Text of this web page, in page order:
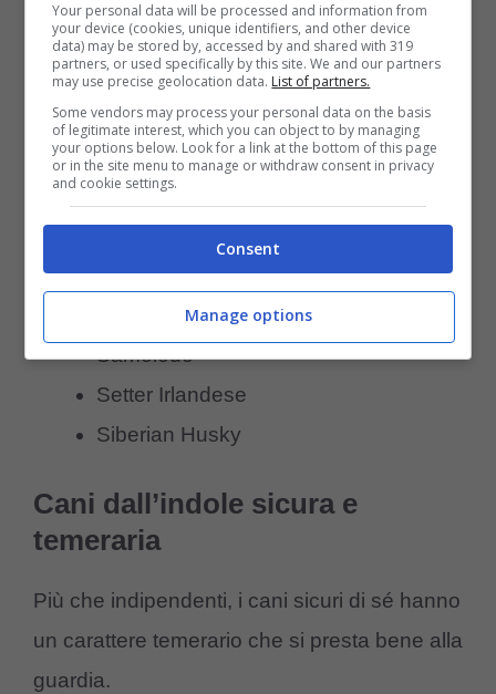
Greyhound
Harrier
Irish Water Spaniel
Levriero Afgano
Norsk Elghund
Pointer Inglese
Samoiedo
Setter Irlandese
Siberian Husky
Cani dall’indole sicura e
temeraria
Più che indipendenti, i cani sicuri di sé hanno
un carattere temerario che si presta bene alla
guardia.
Your personal data will be processed and information from
your device (cookies, unique identifiers, and other device
data) may be stored by, accessed by and shared with 319
partners, or used specifically by this site. We and our partners
may use precise geolocation data. List of partners.
Some vendors may process your personal data on the basis
of legitimate interest, which you can object to by managing
your options below. Look for a link at the bottom of this page
or in the site menu to manage or withdraw consent in privacy
and cookie settings.
Consent
Manage options